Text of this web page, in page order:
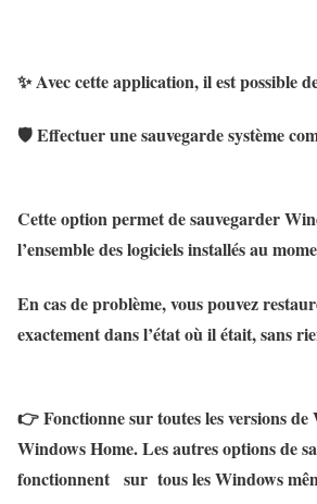
✨Avec cette application, il est possible
🛡️Effectuer une sauvegarde système
Cette option permet de sauvegarder
l’ensemble des logiciels installésau
En cas de problème, vous pouvez
exactement dans l’état où il était, sans
👉 Fonctionne surtoutes les versions
Windows Home. Les autres options de
fonctionnent sur tous les Windows